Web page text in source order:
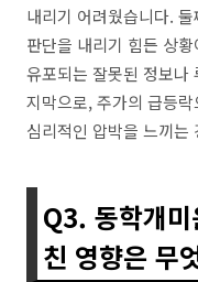
내리기 어려웠습니다.
판단을 내리기 힘든 상
유포되는 잘못된 정보나
지막으로, 주가의 급등
심리적인 압박을 느끼는
Q3. 동학개
친 영향은 무